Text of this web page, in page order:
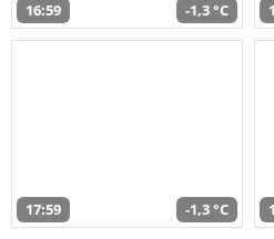
16:59 -1,3 °C
17:59 -1,3 °C